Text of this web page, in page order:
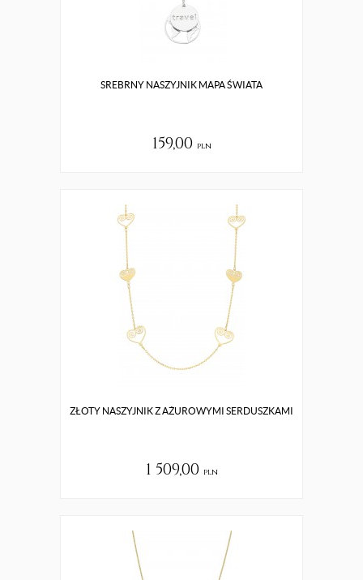
SREBRNY NASZYJNIK MAPA ŚWIATA
159,00 pln
ZŁOTY NASZYJNIK Z AŻUROWYMI SERDUSZKAMI
1 509,00 pln